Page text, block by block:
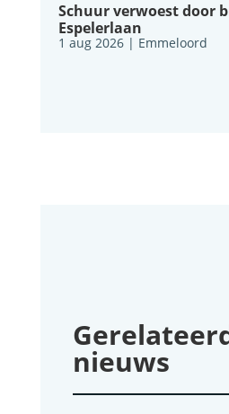
Schuur verwoest door
Espelerlaan
1 aug 2026| Emmeloord
nieuws